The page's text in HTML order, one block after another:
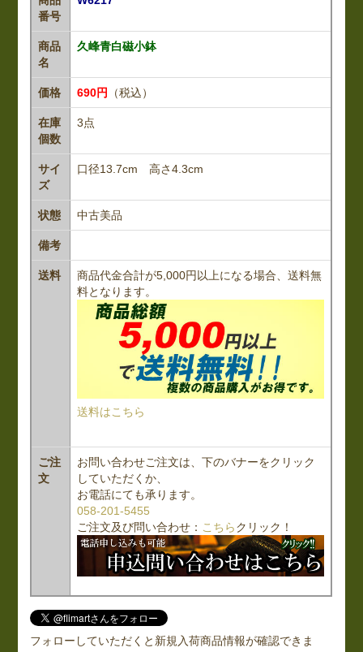
番号
商品
名
久峰青白磁小鉢
価格 690円 （税込）
在庫
個数
3点
サイ
ズ
口径13.7cm 高さ4.3cm
状態 中古美品
備考
送料
商品代金合計が5,000円以上になる場合、送料無
料となります。
送料はこちら
ご注
文
お問い合わせご注文は、下のバナーをクリック
していただくか、
お電話にても承ります。
058-201-5455
ご注文及び問い合わせ： こちらクリック！
フォローしていただくと新規入荷商品情報が確認できま